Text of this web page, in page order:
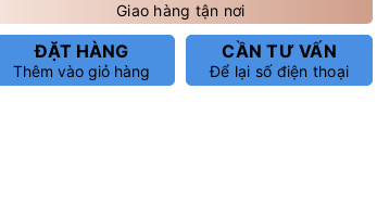
Giao hàng tận nơi
ĐẶT HÀNG
Thêm vào giỏ hàng
CẦN TƯ VẤN
Để lại số điện thoại